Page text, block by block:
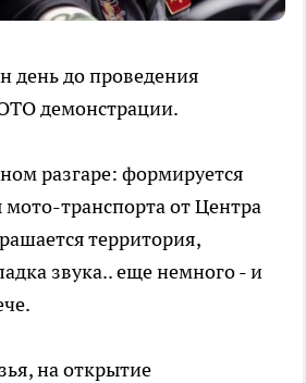
день до проведения
демонстрации.
разгаре: формируется
транспорта от Центра
территория,
звука.. еще немного - и
на открытие